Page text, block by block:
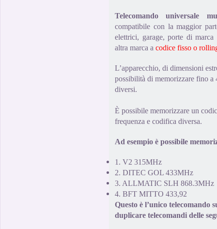
Telecomando universale
compatibile con la maggior
elettrici, garage, porte di
altra marca a codice fisso o
L’apparecchio, di dimensioni
possibilità di memorizzare fino
diversi.
È possibile memorizzare un
frequenza e codifica diversa.
Ad esempio è possibile
1. V2 315MHz
2. DITEC GOL 433MHz
3. ALLMATIC SLH 868.3MHz
4. BFT MITTO 433,92
Questo è l’unico telecomando
duplicare telecomandi delle